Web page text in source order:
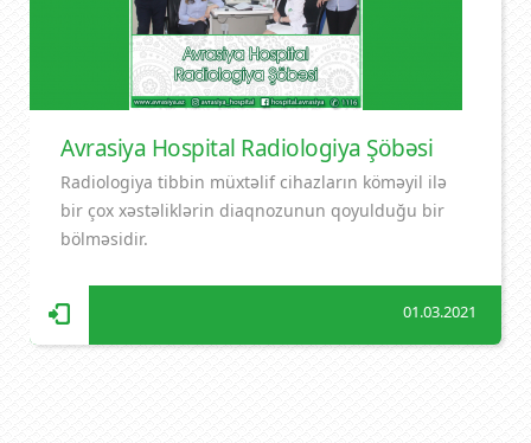
Avrasiya Hospital Radiologiya Şöbəsi
Radiologiya tibbin müxtəlif cihazların köməyil ilə
bir çox xəstəliklərin diaqnozunun qoyulduğu bir
bölməsidir.
01.03.2021